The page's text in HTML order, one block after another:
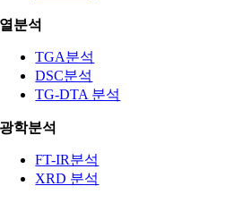
열분석
TGA분석
DSC분석
TG-DTA 분석
광학분석
FT-IR분석
XRD 분석